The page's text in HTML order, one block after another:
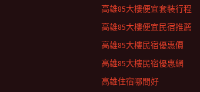
高雄85大樓便宜套裝行程
高雄85大樓便宜民宿推薦
高雄85大樓民宿優惠價
高雄85大樓民宿優惠網
高雄住宿哪間好